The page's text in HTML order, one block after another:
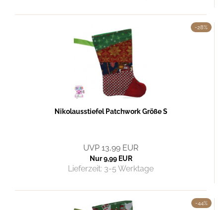
-28%
Nikolausstiefel Patchwork Größe S
UVP 13,99 EUR
Nur 9,99 EUR
Lieferzeit: 3-5 Werktage
-44%